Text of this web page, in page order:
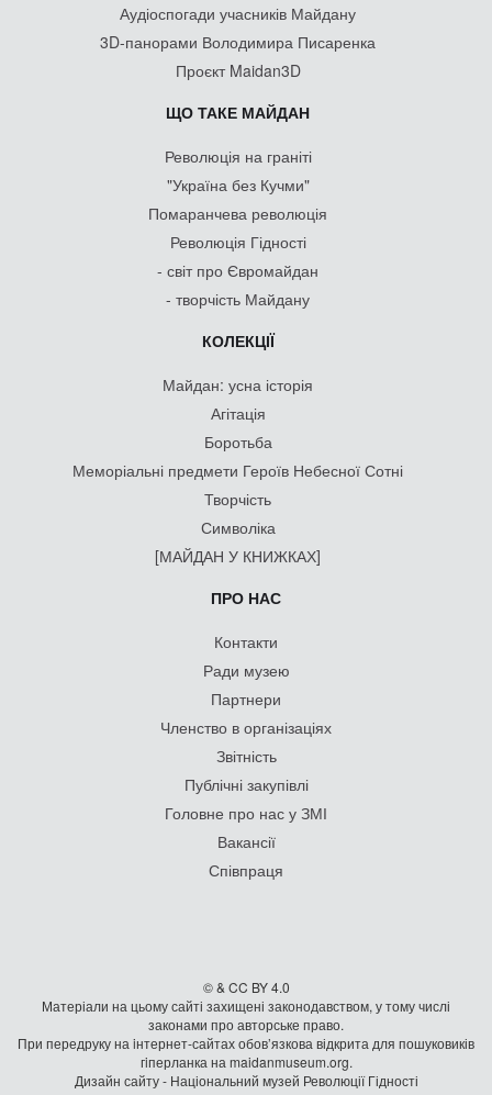
Аудіоспогади учасників Майдану
3D-панорами Володимира Писаренка
Проєкт Maidan3D
ЩО ТАКЕ МАЙДАН
Революція на граніті
"Україна без Кучми"
Помаранчева революція
Революція Гідності
- світ про Євромайдан
- творчість Майдану
КОЛЕКЦІЇ
Майдан: усна історія
Агітація
Боротьба
Меморіальні предмети Героїв Небесної Сотні
Творчість
Символіка
[МАЙДАН У КНИЖКАХ]
ПРО НАС
Контакти
Ради музею
Партнери
Членство в організаціях
Звітність
Публічні закупівлі
Головне про нас у ЗМІ
Вакансії
Співпраця
© & CC BY 4.0
Матеріали на цьому сайті захищені законодавством, у тому числі
законами про авторське право.
При передруку на iнтернет-сайтах обов’язкова відкрита для пошуковиків
гiперланка на maidanmuseum.org.
Дизайн сайту - Національний музей Революції Гідності